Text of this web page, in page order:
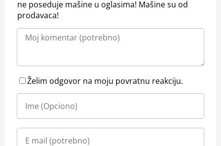
ne poseduje mašine u oglasima! Mašine su od
prodavaca!
Želim odgovor na moju povratnu reakciju.